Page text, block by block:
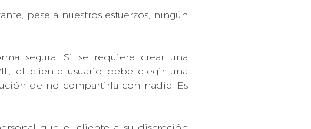
pese a nuestros esfuerzos, ningún
segura. Si se requiere crear una
el cliente usuario debe elegir una
de no compartirla con nadie. Es